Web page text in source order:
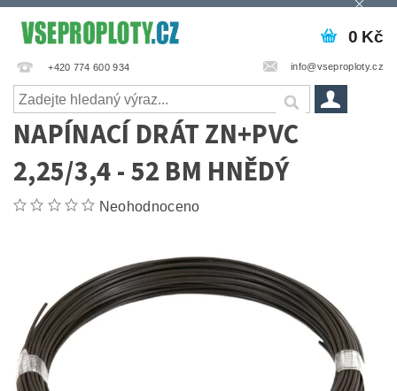
+420 774 600 934 info@vseproploty.cz
0 Kč
NAPÍNACÍ DRÁT ZN+PVC
2,25/3,4 - 52 BM HNĚDÝ
Neohodnoceno